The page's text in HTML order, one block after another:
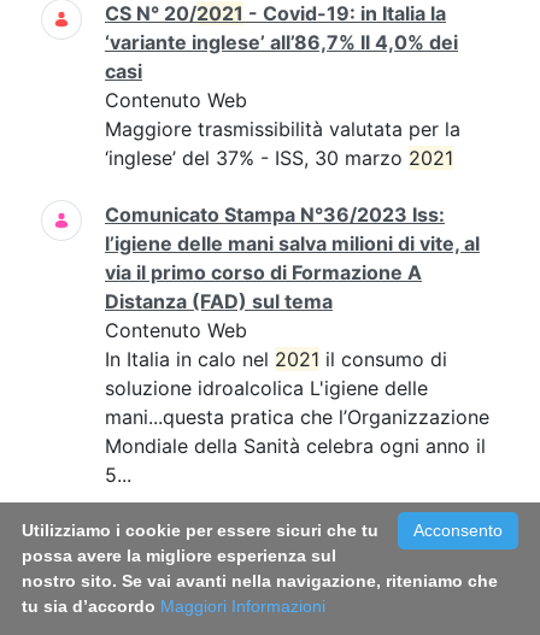
CS N° 20/2021 - Covid-19: in Italia la
‘variante inglese’ all’86,7% Il 4,0% dei
casi
Contenuto Web
Maggiore trasmissibilità valutata per la
‘inglese’ del 37% - ISS, 30 marzo 2021
Comunicato Stampa N°36/2023 Iss:
l’igiene delle mani salva milioni di vite, al
via il primo corso di Formazione A
Distanza (FAD) sul tema
Contenuto Web
In Italia in calo nel 2021 il consumo di
soluzione idroalcolica L'igiene delle
mani...questa pratica che l’Organizzazione
Mondiale della Sanità celebra ogni anno il
5...
Comunicato Stampa N°39/2022 - Fumo:
in Italia circa 800mila fumatori in più
rispetto al 2019. Triplicato il consumo di
sigarette a tabacco riscaldato
Acconsento
Utilizziamo i cookie per essere sicuri che tu
possa avere la migliore esperienza sul
nostro sito. Se vai avanti nella navigazione, riteniamo che
tu sia d’accordo Maggiori Informazioni